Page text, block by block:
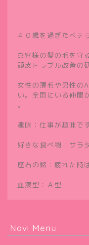
４０歳を過ぎたベテ
お客様の髪の毛を守
頭皮トラブル改善の
女性の薄毛や男性の
い。全国にいる仲間
。
趣味：仕事が趣味で
好きな食べ物：サラ
座右の銘：疲れた時
血液型：Ａ型
Navi Menu